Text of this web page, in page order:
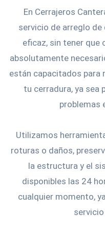
En Cerrajeros
servicio de arreglo de
eficaz, sin tener que
absolutamente
están capacitados para
tu cerradura, ya sea
problemas
Utilizamos
roturas o daños,
la estructura y el
disponibles las 24
cualquier momento,